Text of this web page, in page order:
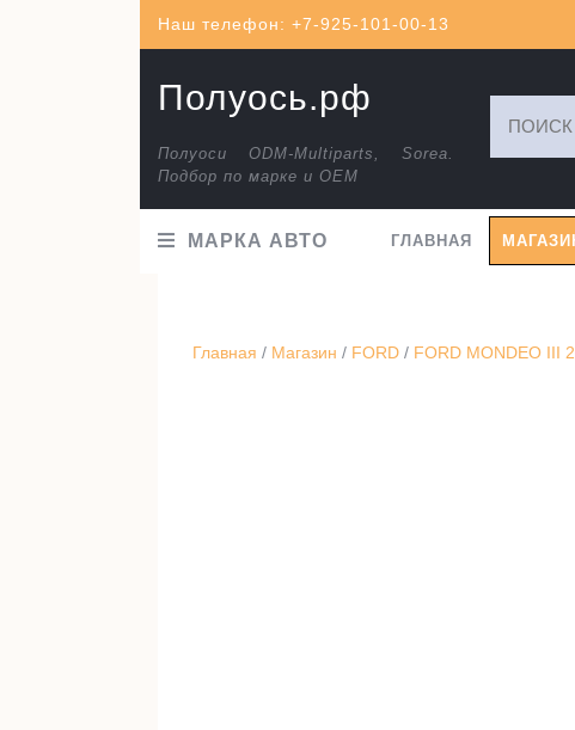
Наш телефон: +7-925-101-00-13
Полуось.рф
Полуоси ODM-Multiparts, Sorea.
Подбор по марке и ОЕМ
МАРКА АВТО ГЛАВНАЯ
Главная / Магазин / FORD / FORD MONDEO III